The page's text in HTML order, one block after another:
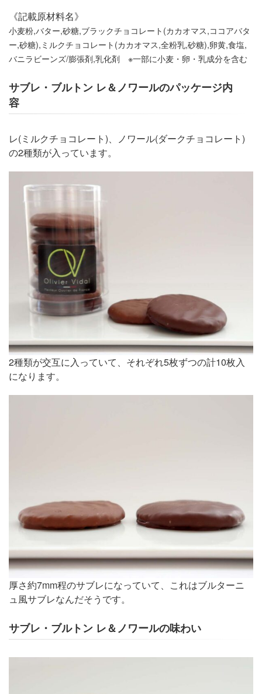
《記載原材料名》
小麦粉,バター,砂糖,ブラックチョコレート(カカオマス,ココアバタ
ー,砂糖),ミルクチョコレート(カカオマス,全粉乳,砂糖),卵黄,食塩,
バニラビーンズ/膨張剤,乳化剤 ※一部に小麦・卵・乳成分を含む
サブレ・ブルトン レ＆ノワールのパッケージ内
容
レ(ミルクチョコレート)、ノワール(ダークチョコレート)
の2種類が入っています。
2種類が交互に入っていて、それぞれ5枚ずつの計10枚入
になります。
厚さ約7mm程のサブレになっていて、これはブルターニ
ュ風サブレなんだそうです。
サブレ・ブルトン レ＆ノワールの味わい